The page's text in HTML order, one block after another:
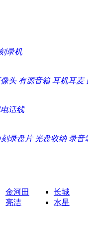
录机
头 有源音箱 耳机耳麦
话线
录盘片 光盘收纳 录音
金河田
长城
亮洁 水星